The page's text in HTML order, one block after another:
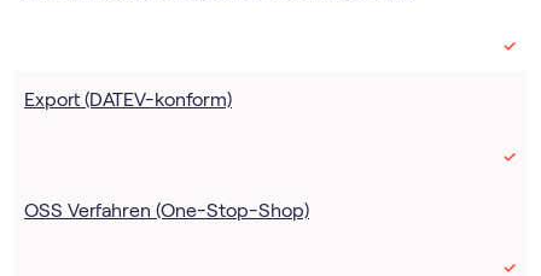
Export (DATEV-konform)
OSS Verfahren (One-Stop-Shop)